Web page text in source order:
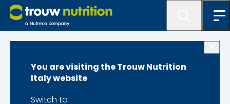
You are visiting the Trouw Nutrition
Italy website
Switch to
Fornire del foraggio